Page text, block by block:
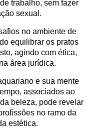
trabalho, sem fazer
sexual.
no ambiente de
equilibrar os pratos
agindo com ética,
área jurídica.
e sua mente
associados ao
beleza, pode revelar
no ramo da
estética.